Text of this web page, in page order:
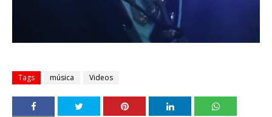
Tags música Videos